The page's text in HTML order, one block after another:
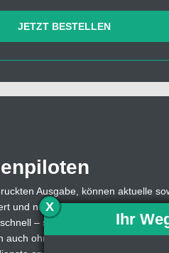
JETZT BESTELLEN
Ausgabe, können aktuelle
und nutzt, muss sich dazu
– sowie die Abonummer
ohne Abo weiterhin
X
Ihr